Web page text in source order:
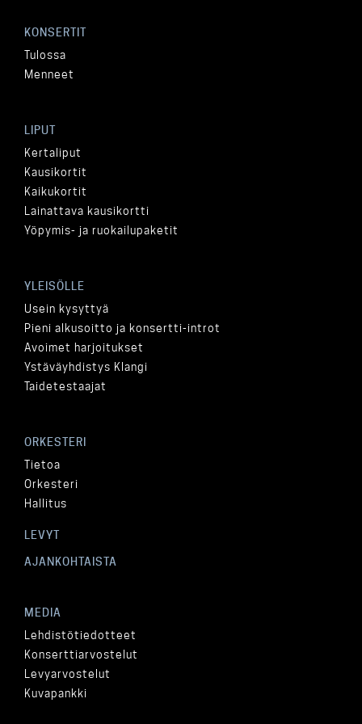
KONSERTIT
Tulossa
Menneet
LIPUT
Kertaliput
Kausikortit
Kaikukortit
Lainattava kausikortti
Yöpymis- ja ruokailupaketit
YLEISÖLLE
Usein kysyttyä
Pieni alkusoitto ja konsertti-introt
Avoimet harjoitukset
Ystäväyhdistys Klangi
Taidetestaajat
ORKESTERI
Tietoa
Orkesteri
Hallitus
LEVYT
AJANKOHTAISTA
MEDIA
Lehdistötiedotteet
Konserttiarvostelut
Levyarvostelut
Kuvapankki